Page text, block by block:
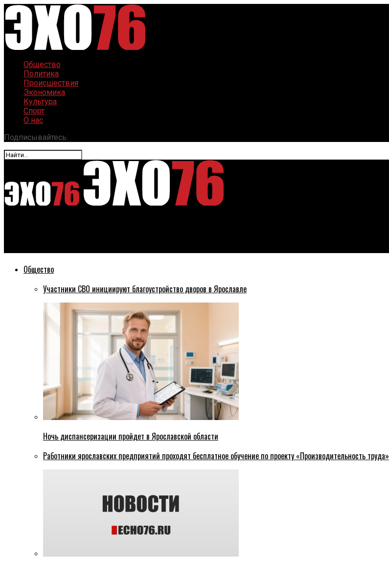
Общество
Политика
Происшествия
Экономика
Культура
Спорт
О нас
Подписывайтесь:
Общество
Участники СВО инициируют благоустройство дворов в Ярославле
Ночь диспансеризации пройдет в Ярославской области
Работники ярославских предприятий проходят бесплатное обучение по проекту «Производительность труда»